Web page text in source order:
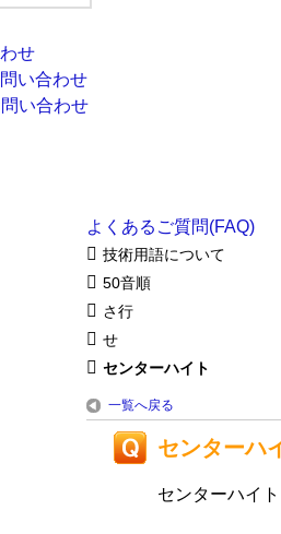
よくあるご質問(FAQ)
技術用語について
50音順
さ行
せ
センターハイト
一覧へ戻る
センターハ
センターハイト